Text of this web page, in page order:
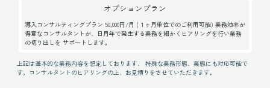
オプション プラン
導入コンサルティングプラン 50,000円/月 (１ヶ月単位でのご利用可能) 業務効率が
得意なコンサルタントが、日月年で発生する業務を細かくヒアリングを行い業務
の切り出しを サポートします。
上記は基本的な業務内容を想定しております、 特殊な業務形態、業態にも対応可能で
す。コンサルタントのヒアリングの上、お見積りをさせていただきます。